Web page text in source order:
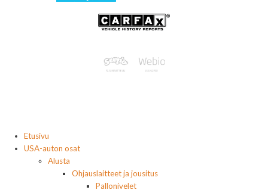
Etusivu
USA-auton osat
Alusta
Ohjauslaitteet ja jousitus
Pallonivelet